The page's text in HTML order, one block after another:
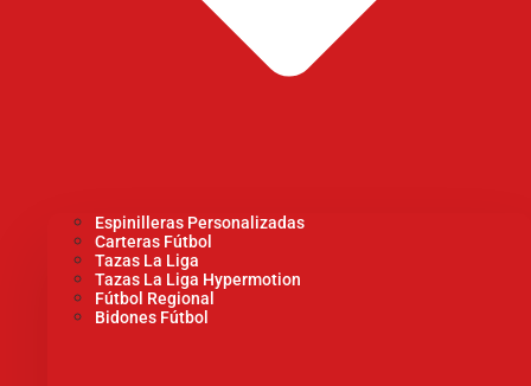
Espinilleras Personalizadas
Carteras Fútbol
Tazas La Liga
Tazas La Liga Hypermotion
Fútbol Regional
Bidones Fútbol